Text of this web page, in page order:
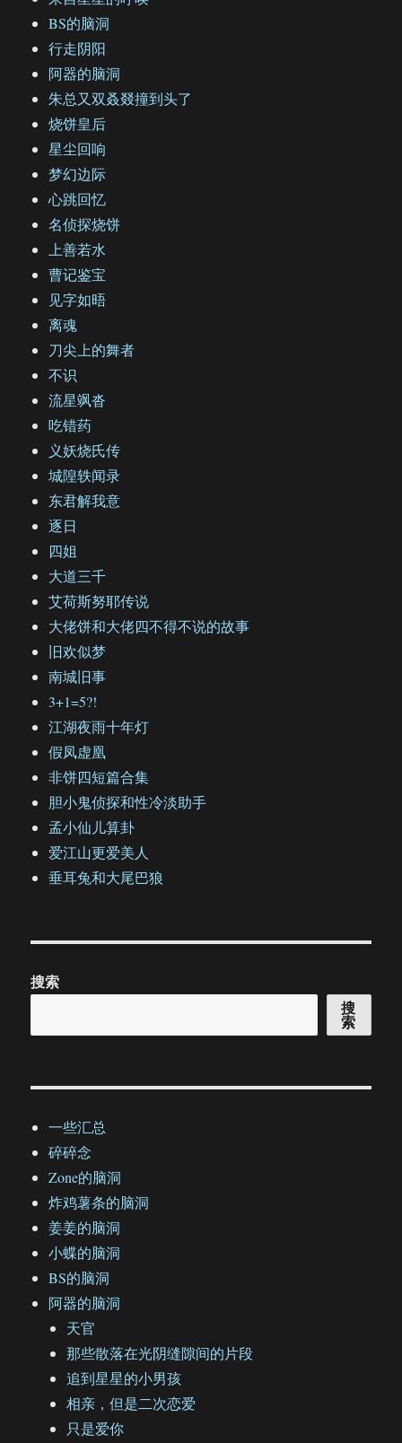
BS的脑洞
行走阴阳
阿器的脑洞
朱总又双叒叕撞到头了
烧饼皇后
星尘回响
梦幻边际
心跳回忆
名侦探烧饼
上善若水
曹记鉴宝
见字如晤
离魂
刀尖上的舞者
不识
流星飒沓
吃错药
义妖烧氏传
城隍轶闻录
东君解我意
逐日
四姐
大道三千
艾荷斯努耶传说
大佬饼和大佬四不得不说的故事
旧欢似梦
南城旧事
3+1=5?!
江湖夜雨十年灯
假凤虚凰
非饼四短篇合集
胆小鬼侦探和性冷淡助手
孟小仙儿算卦
爱江山更爱美人
垂耳兔和大尾巴狼
搜索
搜
索
一些汇总
碎碎念
Zone的脑洞
炸鸡薯条的脑洞
姜姜的脑洞
小蝶的脑洞
BS的脑洞
阿器的脑洞
天官
那些散落在光阴缝隙间的片段
追到星星的小男孩
相亲，但是二次恋爱
只是爱你